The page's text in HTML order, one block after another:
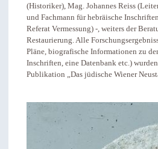
(Historiker), Mag. Johannes Reiss
und Fachmann für hebräische
Referat Vermessung) -, weiters der
Restaurierung. Alle
Pläne, biografische Informationen zu
Inschriften, eine Datenbank etc.)
Publikation „Das jüdische Wiener